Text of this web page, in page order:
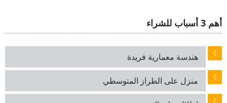
أهم 3 أسباب للشراء
هندسة معمارية فريدة
منزل على الطراز المتوسطي